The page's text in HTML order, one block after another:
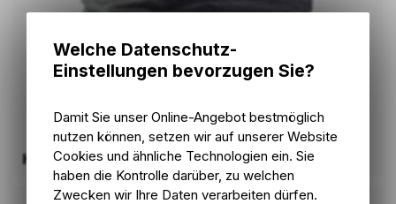
Halstücher & Gesichtswärmer
Welche Datenschutz-
Einstellungen bevorzugen Sie?
Damit Sie unser Online-Angebot bestmöglich
nutzen können, setzen wir auf unserer Website
Cookies und ähnliche Technologien ein. Sie
haben die Kontrolle darüber, zu welchen
Zwecken wir Ihre Daten verarbeiten dürfen.